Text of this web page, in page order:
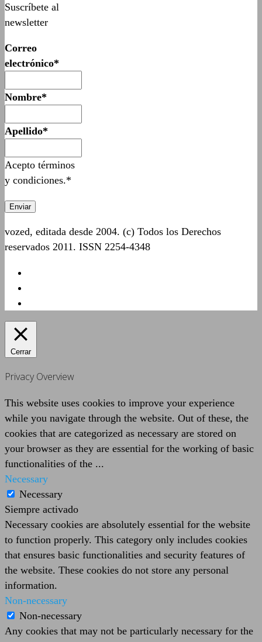
Suscríbete al
newsletter
Correo
electrónico*
Nombre*
Apellido*
Acepto términos
y condiciones.*
vozed, editada desde 2004. (c) Todos los Derechos
reservados 2011. ISSN 2254-4348
Cerrar
Privacy Overview
This website uses cookies to improve your experience
while you navigate through the website. Out of these, the
cookies that are categorized as necessary are stored on
your browser as they are essential for the working of basic
functionalities of the ...
Necessary
Necessary
Siempre activado
Necessary cookies are absolutely essential for the website
to function properly. This category only includes cookies
that ensures basic functionalities and security features of
the website. These cookies do not store any personal
information.
Non-necessary
Non-necessary
Any cookies that may not be particularly necessary for the